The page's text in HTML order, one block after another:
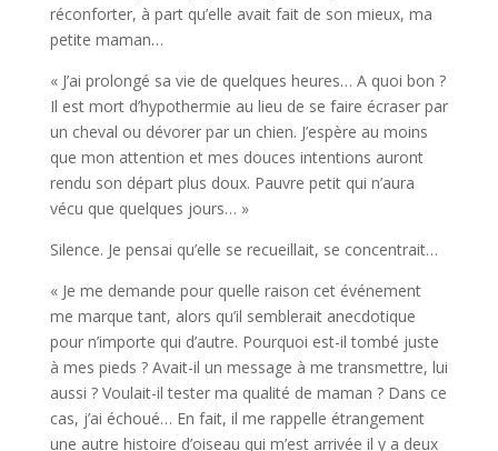
réconforter, à part qu’elle avait fait de son mieux, ma
petite maman…
« J’ai prolongé sa vie de quelques heures… A quoi bon ?
Il est mort d’hypothermie au lieu de se faire écraser par
un cheval ou dévorer par un chien. J’espère au moins
que mon attention et mes douces intentions auront
rendu son départ plus doux. Pauvre petit qui n’aura
vécu que quelques jours… »
Silence. Je pensai qu’elle se recueillait, se concentrait…
« Je me demande pour quelle raison cet événement
me marque tant, alors qu’il semblerait anecdotique
pour n’importe qui d’autre. Pourquoi est-il tombé juste
à mes pieds ? Avait-il un message à me transmettre, lui
aussi ? Voulait-il tester ma qualité de maman ? Dans ce
cas, j’ai échoué… En fait, il me rappelle étrangement
une autre histoire d’oiseau qui m’est arrivée il y a deux